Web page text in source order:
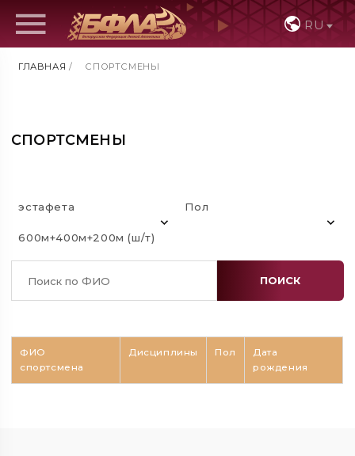
RU
ГЛАВНАЯ / СПОРТСМЕНЫ
СПОРТСМЕНЫ
эстафета
600м+400м+200м (ш/т)
Пол
ПОИСК
ФИО
спортсмена
Дисциплины Пол
Дата
рождения